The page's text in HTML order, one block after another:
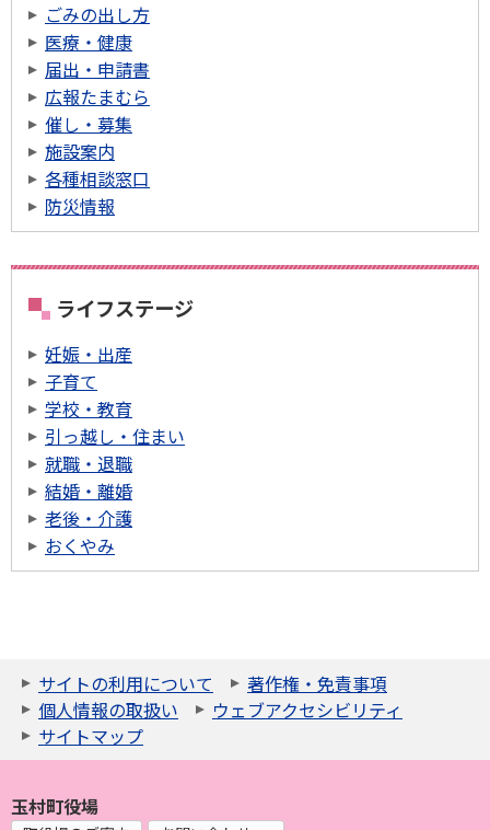
ごみの出し方
医療・健康
届出・申請書
広報たまむら
催し・募集
施設案内
各種相談窓口
防災情報
ライフステージ
妊娠・出産
子育て
学校・教育
引っ越し・住まい
就職・退職
結婚・離婚
老後・介護
おくやみ
サイトの利用について
著作権・免責事項
個人情報の取扱い
ウェブアクセシビリティ
サイトマップ
玉村町役場